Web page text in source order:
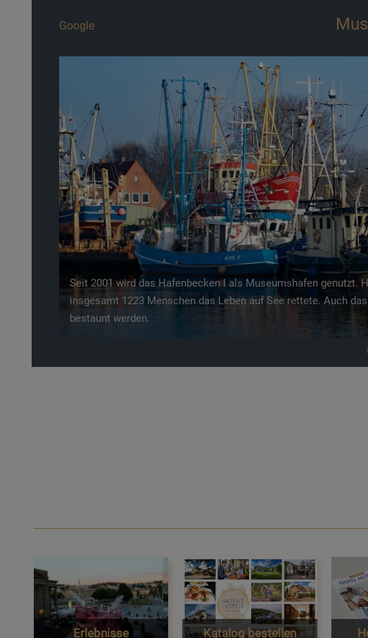
Google
Seit 2001 wird das Hafenbecken I als Museumshafen
insgesamt 1223 Menschen das Leben auf See rettete. Auch
bestaunt werden.
Previous
Erlebnisse Katalog bestellen